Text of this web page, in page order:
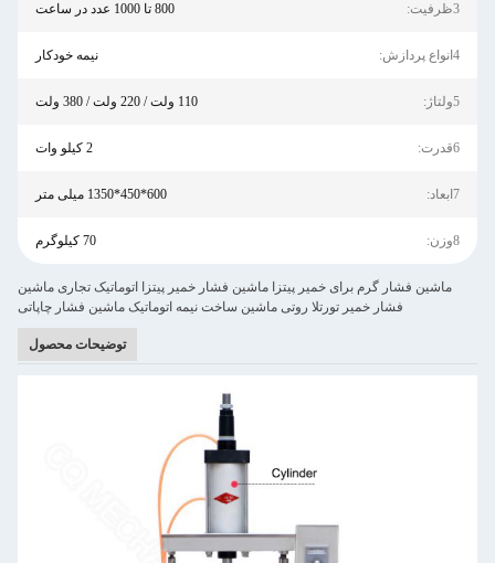
3ظرفیت: 800 تا 1000 عدد در ساعت
4انواع پردازش: نیمه خودکار
5ولتاژ: 110 ولت / 220 ولت / 380 ولت
6قدرت: 2 کیلو وات
7ابعاد: 600*450*1350 میلی متر
8وزن: 70 کیلوگرم
ماشین فشار گرم برای خمیر پیتزا ماشین فشار خمیر پیتزا اتوماتیک تجاری ماشین
فشار خمیر تورتلا روتی ماشین ساخت نیمه اتوماتیک ماشین فشار چاپاتی
توضیحات محصول